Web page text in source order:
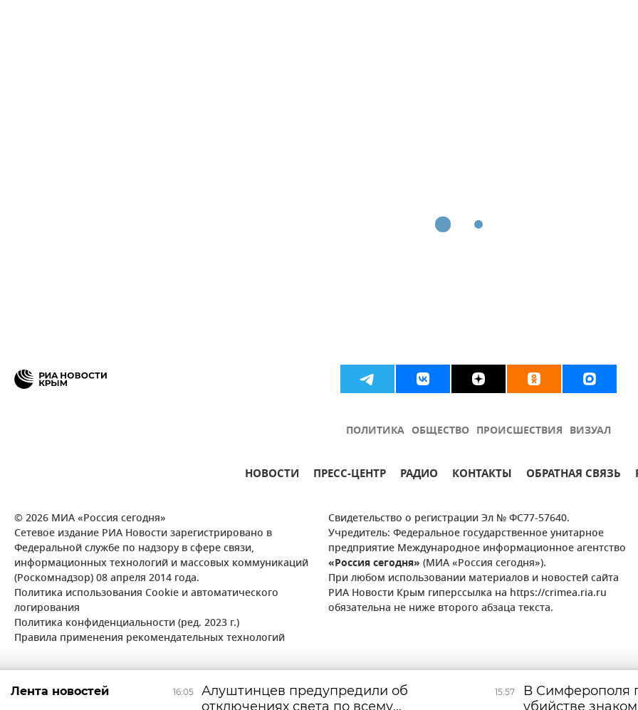
ПОЛИТИКА ОБЩЕСТВО ПРОИСШЕСТВИЯ ВИЗУАЛ
НОВОСТИ ПРЕСС-ЦЕНТР РАДИО КОНТАКТЫ ОБРАТНАЯ СВЯЗЬ
© 2026 МИА «Россия сегодня»
Сетевое издание РИА Новости зарегистрировано в
Федеральной службе по надзору в сфере связи,
информационных технологий и массовых коммуникаций
(Роскомнадзор) 08 апреля 2014 года.
Политика использования Cookie и автоматического
логирования
Политика конфиденциальности (ред. 2023 г.)
Правила применения рекомендательных технологий
Свидетельство о регистрации Эл № ФС77-57640.
Учредитель: Федеральное государственное унитарное
предприятие Международное информационное агентство
«Россия сегодня» (МИА «Россия сегодня»).
При любом использовании материалов и новостей сайта
РИА Новости Крым гиперссылка на https://crimea.ria.ru
обязательна не ниже второго абзаца текста.
16:05
Алуштинцев предупредили об
отключениях света по всему
15:57
В Симферополя
убийстве
Лента новостей